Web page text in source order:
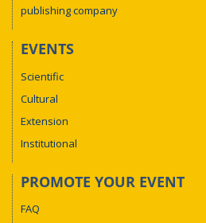
publishing company
EVENTS
Scientific
Cultural
Extension
Institutional
PROMOTE YOUR EVENT
FAQ